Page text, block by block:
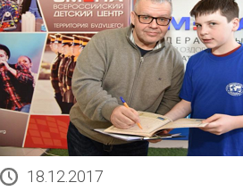
18.12.2017